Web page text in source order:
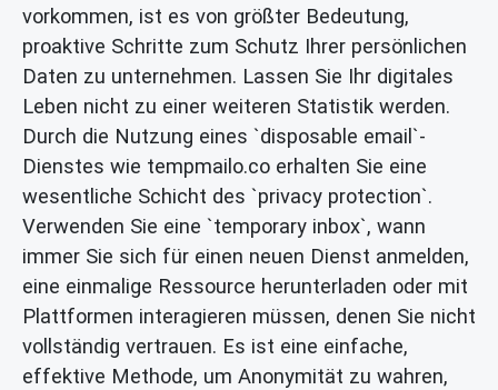
vorkommen, ist es von größter Bedeutung,
proaktive Schritte zum Schutz Ihrer persönlichen
Daten zu unternehmen. Lassen Sie Ihr digitales
Leben nicht zu einer weiteren Statistik werden.
Durch die Nutzung eines `disposable email`-
Dienstes wie tempmailo.co erhalten Sie eine
wesentliche Schicht des `privacy protection`.
Verwenden Sie eine `temporary inbox`, wann
immer Sie sich für einen neuen Dienst anmelden,
eine einmalige Ressource herunterladen oder mit
Plattformen interagieren müssen, denen Sie nicht
vollständig vertrauen. Es ist eine einfache,
effektive Methode, um Anonymität zu wahren,